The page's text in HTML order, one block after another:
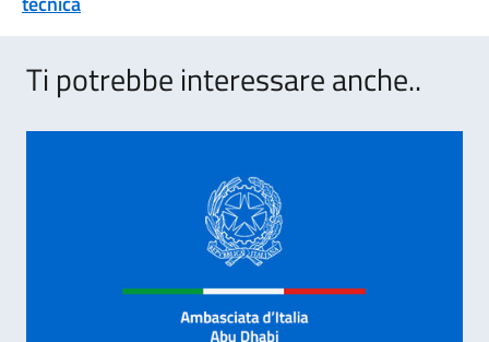
Ti potrebbe interessare anche..